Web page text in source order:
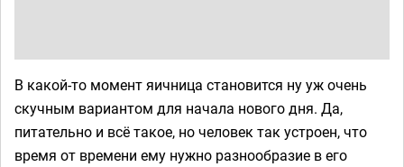
В какой-то момент яичница становится ну уж очень
скучным вариантом для начала нового дня. Да,
питательно и всё такое, но человек так устроен, что
время от времени ему нужно разнообразие в его